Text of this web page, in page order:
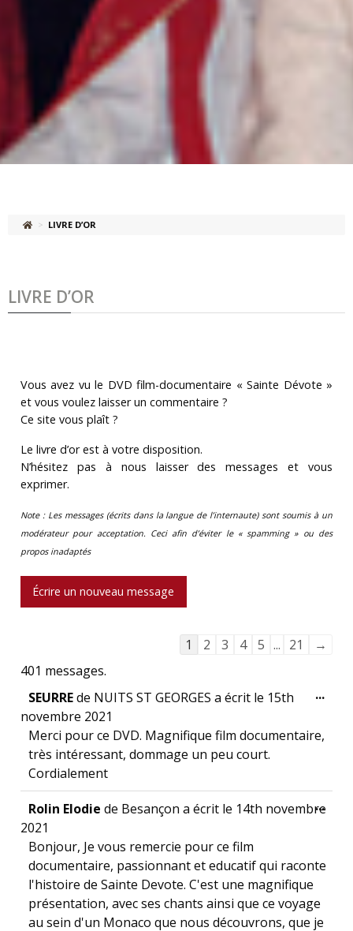
> LIVRE D’OR
LIVRE D’OR
Vous avez vu le DVD film-documentaire « Sainte Dévote »
et vous voulez laisser un commentaire ?
Ce site vous plaît ?
Le livre d’or est à votre disposition.
N’hésitez pas à nous laisser des messages et vous
exprimer.
Note : Les messages (écrits dans la langue de l’internaute) sont soumis à un
modérateur pour acceptation. Ceci afin d’éviter le « spamming » ou des
propos inadaptés
Navigation dans la liste du
1 2 3 4 5 ... 21
→
401 messages.
SEURREde NUITS ST GEORGES a écrit le 15th
novembre 2021
Merci pour ce DVD. Magnifique film documentaire,
très intéressant, dommage un peu court.
Cordialement
...
Rolin Elodie de Besançon a écrit le 14th novembre
2021
Bonjour, Je vous remercie pour ce film
documentaire, passionnant et educatif qui raconte
l'histoire de Sainte Devote. C'est une magnifique
présentation, avec ses chants ainsi que ce voyage
au sein d'un Monaco que nous découvrons, que je
...